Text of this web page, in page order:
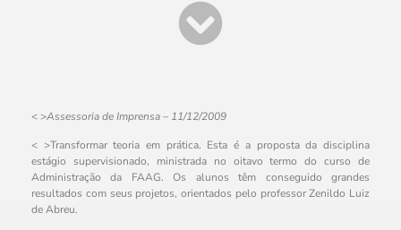
< >Assessoria de Imprensa – 11/12/2009
< >Transformar teoria em prática. Esta é a proposta da disciplina
estágio supervisionado, ministrada no oitavo termo do curso de
Administração da FAAG. Os alunos têm conseguido grandes
resultados com seus projetos, orientados pelo professor Zenildo Luiz
de Abreu.